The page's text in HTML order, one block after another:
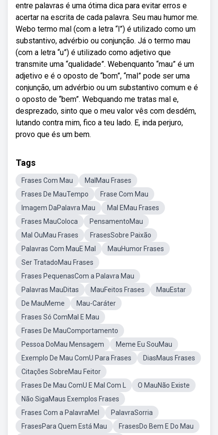
entre palavras é uma ótima dica para evitar erros e
acertar na escrita de cada palavra. Seu mau humor me.
Webo termo mal (com a letra “l”) é utilizado como um
substantivo, advérbio ou conjunção. Já o termo mau
(com a letra “u”) é utilizado como adjetivo que
transmite uma “qualidade”. Webenquanto “mau” é um
adjetivo e é o oposto de “bom”, “mal” pode ser uma
conjunção, um advérbio ou um substantivo comum e é
o oposto de “bem”. Webquando me tratas mal e,
desprezado, sinto que o meu valor vês com desdém,
lutando contra mim, fico a teu lado. E, inda perjuro,
provo que és um bem.
Tags
Frases Com Mau
MalMau Frases
Frases De MauTempo
Frase Com Mau
Imagem DaPalavra Mau
Mal EMau Frases
Frases MauColoca
PensamentoMau
Mal OuMau Frases
FrasesSobre Paixão
Palavras Com MauE Mal
MauHumor Frases
Ser TratadoMau Frases
Frases PequenasCom a Palavra Mau
Palavras MauDitas
MauFeitos Frases
MauEstar
De MauMeme
Mau-Caráter
Frases Só ComMal E Mau
Frases De MauComportamento
Pessoa DoMau Mensagem
Meme Eu SouMau
Exemplo De Mau ComU Para Frases
DiasMaus Frases
Citações SobreMau Feitor
Frases De Mau ComU E Mal Com L
O MauNão Existe
Não SigaMaus Exemplos Frases
Frases Com a PalavraMel
PalavraSorria
FrasesPara Quem Está Mau
FrasesDo Bem E Do Mau